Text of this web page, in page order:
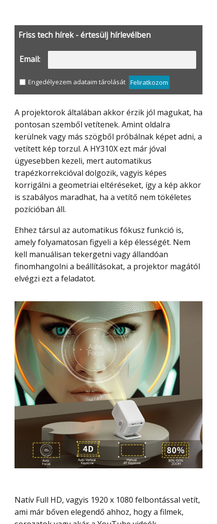
Friss tech hírek - értesülj hírlevélben
Email:
Engedélyezem adataim tárolását Feliratkozom
A projektorok általában akkor érzik jól magukat, ha
pontosan szemből vetítenek. Amint oldalra
kerülnek vagy más szögből próbálnak képet adni, a
vetített kép torzul. A HY310X ezt már jóval
ügyesebben kezeli, mert automatikus
trapézkorrekcióval dolgozik, vagyis képes
korrigálni a geometriai eltéréseket, így a kép akkor
is szabályos maradhat, ha a vetítő nem tökéletes
pozícióban áll.
Ehhez társul az automatikus fókusz funkció is,
amely folyamatosan figyeli a kép élességét. Nem
kell manuálisan tekergetni vagy állandóan
finomhangolni a beállításokat, a projektor magától
elvégzi ezt a feladatot.
Natív Full HD, vagyis 1920 x 1080 felbontással vetít,
ami már bőven elegendő ahhoz, hogy a filmek,